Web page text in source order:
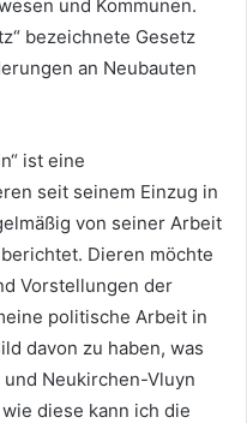
und Kommunen.
bezeichnete Gesetz
an Neubauten
ist eine
seit seinem Einzug in
von seiner Arbeit
Dieren möchte
Vorstellungen der
politische Arbeit in
davon zu haben, was
Neukirchen-Vluyn
diese kann ich die